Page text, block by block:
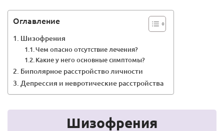
Оглавление
Шизофрения
Чем опасно отсутствие лечения?
Какие у него основные симптомы?
Биполярное расстройство личности
Депрессия и невротические расстройства
Шизофрения